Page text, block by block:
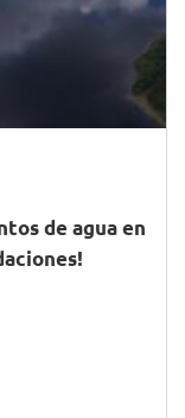
de agua en